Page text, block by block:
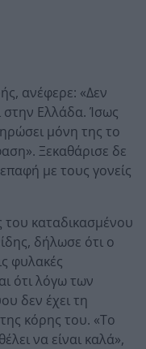
ανέφερε: «Δεν
Ελλάδα. Ίσως
μόνη της το
Ξεκαθάρισε δε
με τους γονείς
καταδικασμένου
δήλωσε ότι ο
φυλακές
ότι λόγω των
δεν έχει τη
κόρης του. «Το
να είναι καλά»,